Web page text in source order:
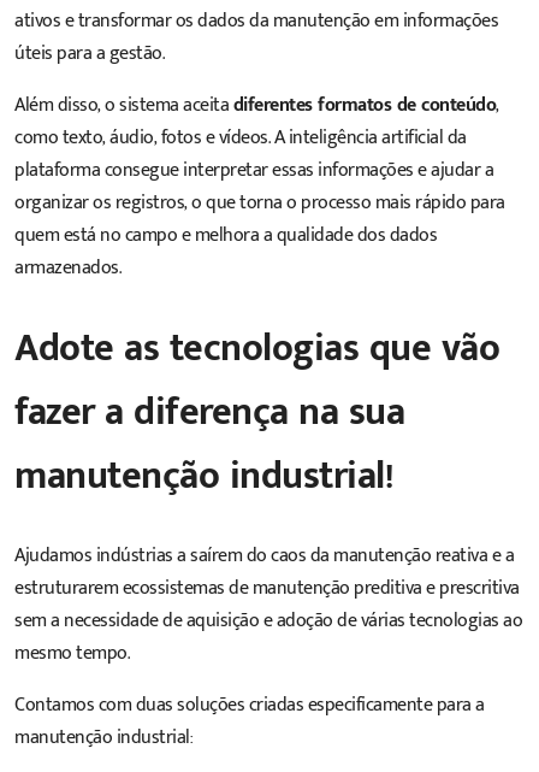
ativos e transformar os dados da manutenção em informações
úteis para a gestão.
Além disso, o sistema aceitadiferentes formatos de conteúdo,
como texto, áudio, fotos e vídeos. A inteligência artificial da
plataforma consegue interpretar essas informações e ajudar a
organizar os registros, o que torna o processo mais rápido para
quem está no campo e melhora a qualidade dos dados
armazenados.
Adote as tecnologias que vão
fazer a diferença na sua
manutenção industrial!
Ajudamos indústrias a saírem do caos da manutenção reativa e a
estruturarem ecossistemas de manutenção preditiva e prescritiva
sem a necessidade de aquisição e adoção de várias tecnologias ao
mesmo tempo.
Contamos com duas soluções criadas especificamente para a
manutenção industrial: